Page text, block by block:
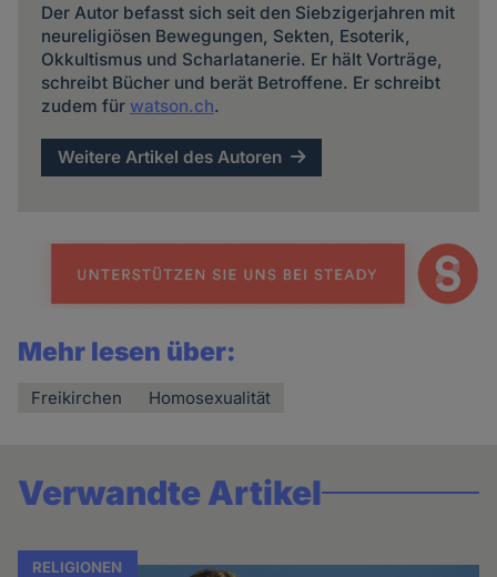
Der Autor befasst sich seit den Siebzigerjahren mit
neureligiösen Bewegungen, Sekten, Esoterik,
Okkultismus und Scharlatanerie. Er hält Vorträge,
schreibt Bücher und berät Betroffene. Er schreibt
zudem für watson.ch.
Weitere Artikel des Autoren
Mehr lesen über:
Freikirchen Homosexualität
Verwandte Artikel
RELIGIONEN